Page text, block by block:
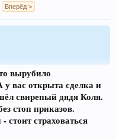
Вперёд >
вырубило
у вас открыта сделка и
свирепый дядя Коля.
стоп приказов.
стоит страховаться